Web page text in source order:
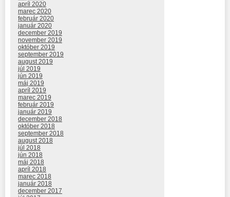
apríl 2020
marec 2020
február 2020
január 2020
december 2019
november 2019
október 2019
september 2019
august 2019
júl 2019
jún 2019
máj 2019
apríl 2019
marec 2019
február 2019
január 2019
december 2018
október 2018
september 2018
august 2018
júl 2018
jún 2018
máj 2018
apríl 2018
marec 2018
január 2018
december 2017